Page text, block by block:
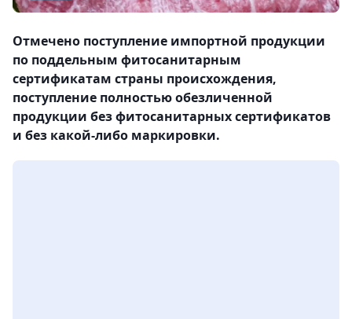
Отмечено поступление импортной продукции
по поддельным фитосанитарным
сертификатам страны происхождения,
поступление полностью обезличенной
продукции без фитосанитарных сертификатов
и без какой-либо маркировки.